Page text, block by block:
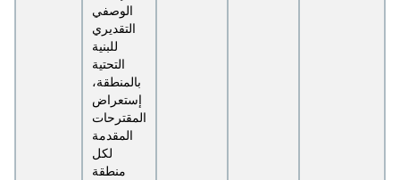
الوصفي
التقديري
للبنية
التحتية
بالمنطقة،
إستعراض
المقترحات
المقدمة
لكل
منطقة